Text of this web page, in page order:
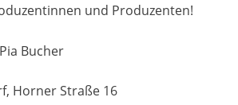
und Produzenten!
Bucher
Horner Straße 16